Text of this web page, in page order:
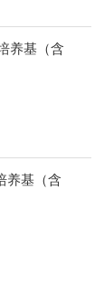
养基（含
养基（含